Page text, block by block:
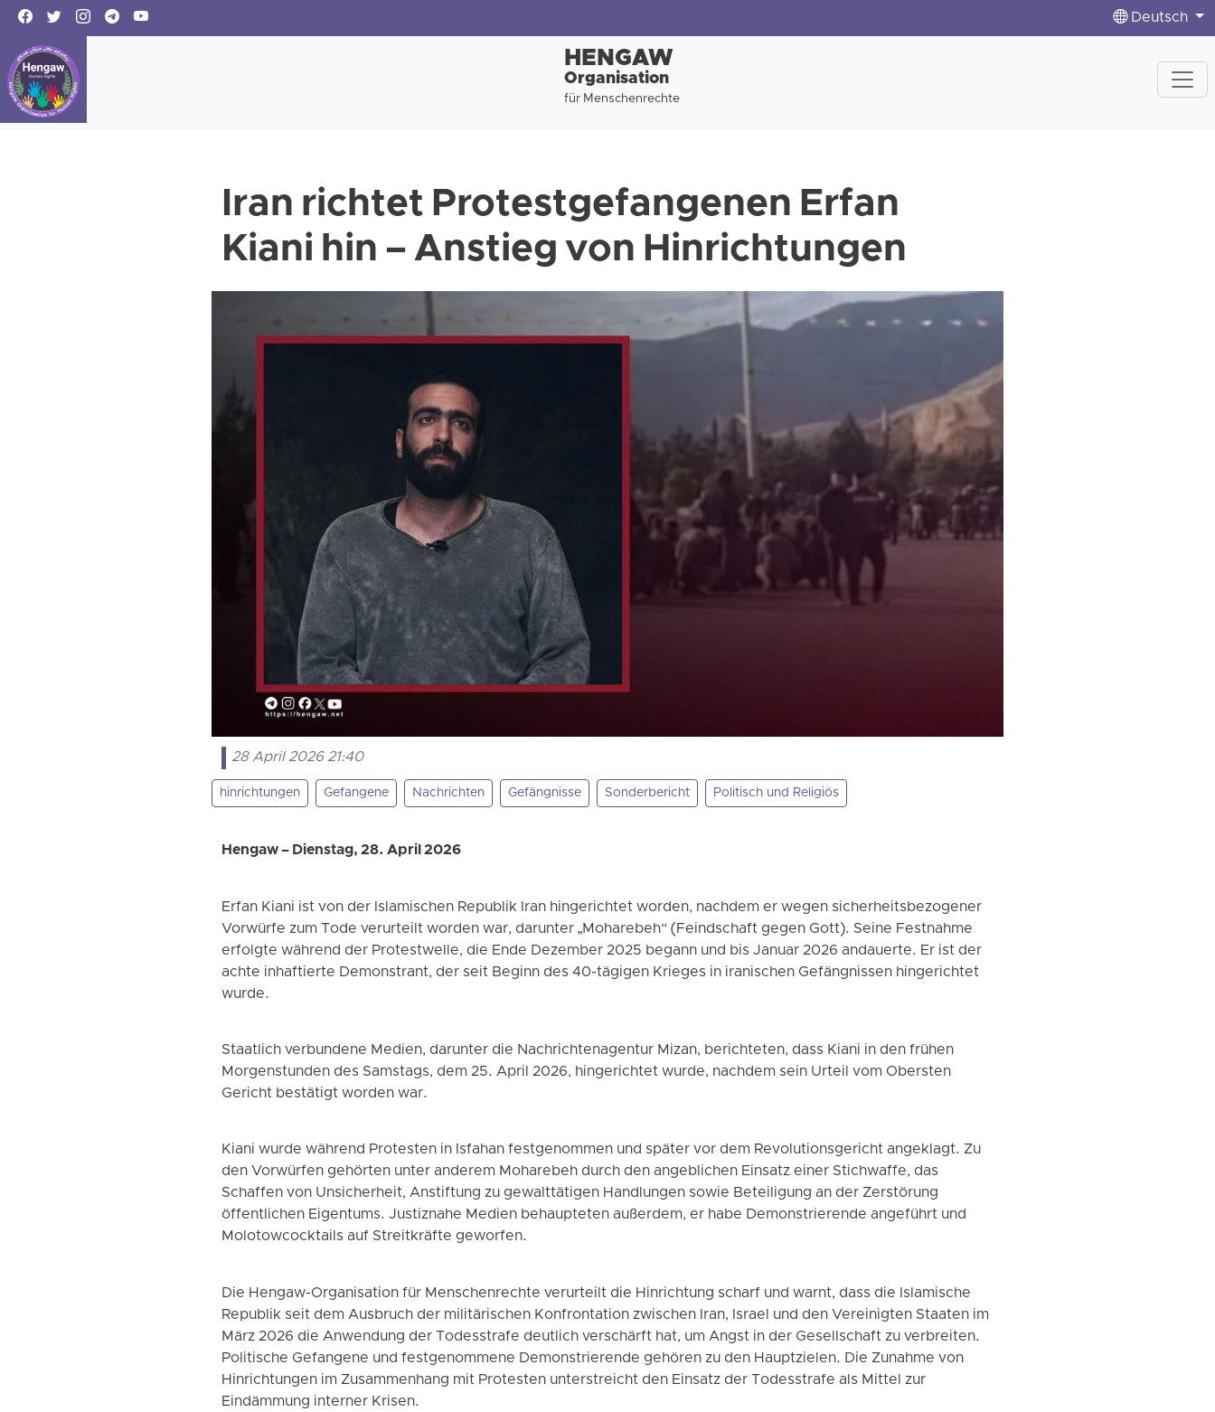
Deutsch
HENGAW
Organisation
für Menschenrechte
Iran richtet Protestgefangenen Erfan
Kiani hin – Anstieg von Hinrichtungen
28 April 2026 21:40
hinrichtungen Gefangene Nachrichten Gefängnisse Sonderbericht Politisch und Religiös
Hengaw – Dienstag, 28. April 2026
Erfan Kiani ist von der Islamischen Republik Iran hingerichtet worden, nachdem er wegen sicherheitsbezogener
Vorwürfe zum Tode verurteilt worden war, darunter „Moharebeh“ (Feindschaft gegen Gott). Seine Festnahme
erfolgte während der Protestwelle, die Ende Dezember 2025 begann und bis Januar 2026 andauerte. Er ist der
achte inhaftierte Demonstrant, der seit Beginn des 40-tägigen Krieges in iranischen Gefängnissen hingerichtet
wurde.
Staatlich verbundene Medien, darunter die Nachrichtenagentur Mizan, berichteten, dass Kiani in den frühen
Morgenstunden des Samstags, dem 25. April 2026, hingerichtet wurde, nachdem sein Urteil vom Obersten
Gericht bestätigt worden war.
Kiani wurde während Protesten in Isfahan festgenommen und später vor dem Revolutionsgericht angeklagt. Zu
den Vorwürfen gehörten unter anderem Moharebeh durch den angeblichen Einsatz einer Stichwaffe, das
Schaffen von Unsicherheit, Anstiftung zu gewalttätigen Handlungen sowie Beteiligung an der Zerstörung
öffentlichen Eigentums. Justiznahe Medien behaupteten außerdem, er habe Demonstrierende angeführt und
Molotowcocktails auf Streitkräfte geworfen.
Die Hengaw-Organisation für Menschenrechte verurteilt die Hinrichtung scharf und warnt, dass die Islamische
Republik seit dem Ausbruch der militärischen Konfrontation zwischen Iran, Israel und den Vereinigten Staaten im
März 2026 die Anwendung der Todesstrafe deutlich verschärft hat, um Angst in der Gesellschaft zu verbreiten.
Politische Gefangene und festgenommene Demonstrierende gehören zu den Hauptzielen. Die Zunahme von
Hinrichtungen im Zusammenhang mit Protesten unterstreicht den Einsatz der Todesstrafe als Mittel zur
Eindämmung interner Krisen.